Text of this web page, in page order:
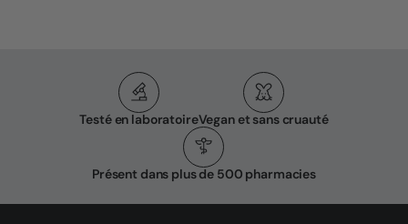
Testé en laboratoireVegan et sans cruauté
Présent dans plus de 500 pharmacies